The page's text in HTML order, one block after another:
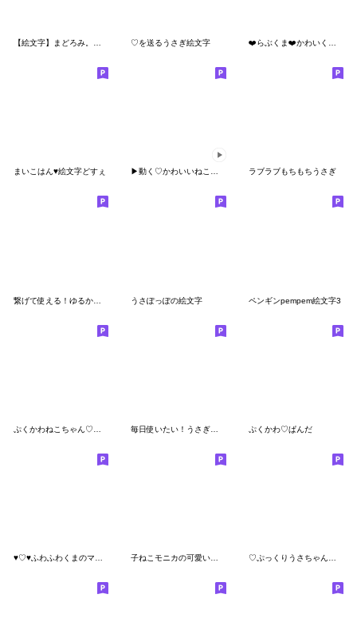
♡を送るうさぎ絵文字
まいこはん♥絵文字どすぇ ▶︎動く♡かわいいねこちゃん♡ ラブラブもちもちうさぎ
うさぽっぽの絵文字 ペンギンpempem絵文字3
ぷくかわ♡ぱんだ
♥♡♥ふわふわくまのマカロン♥♡♥ 子ねこモニカの可愛い絵文字01 ♡ぷっくりうさちゃん♡静止版☺︎